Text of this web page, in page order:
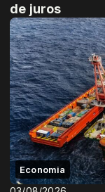
de juros
Economia